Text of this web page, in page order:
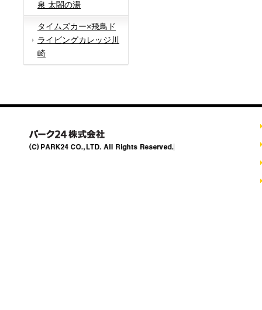
泉 太閤の湯
タイムズカー×飛鳥ド
ライビングカレッジ川
崎